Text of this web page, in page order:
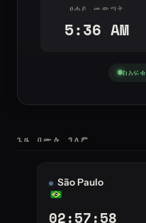
ፀሐይ መውጣት
5:36 AM
ጊዜ በሙሉ ዓለም
Abidjan
05:57:59